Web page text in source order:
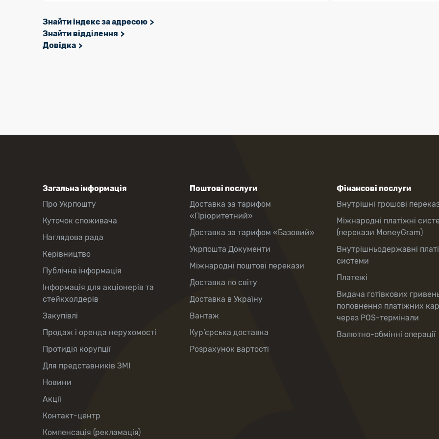
Знайти індекс за адресою
Знайти відділення
Довідка
Загальна інформація
Про Укрпошту
Куточок споживача
Наглядова рада
Керівництво
Публічна інформація
Інформація для акціонерів та
стейкхолдерів
Закупівлі
Продаж і оренда нерухомості
Протидія корупції
Для представників ЗМІ
Новини
Акції
Контакт-центр
Компенсація (рекламація)
Поштові послуги
Доставка за тарифом
«Пріоритетний»
Доставка за тарифом «Базовий»
Укрпошта Документи
Міжнародні поштові перекази
Доставка по світу
Доставка в Україну
Вантаж
Кур’єрська доставка
Розрахунок вартості
Фінансові послуги
Внутрішні грошові
Міжнародні платіжні
(перекази MoneyGram)
Внутрішньодержавні
системи
Платежі
Видача готівкових
поповнення платіжних
через POS-термінали
Валютно-обмінні операції